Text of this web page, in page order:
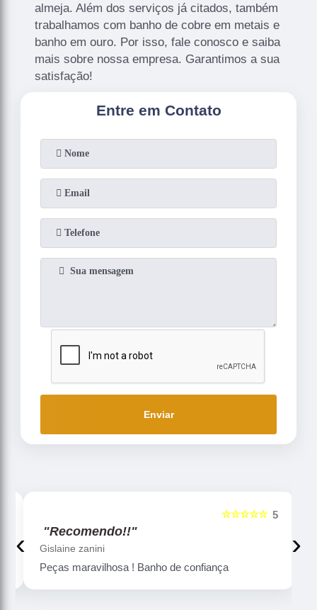
almeja. Além dos serviços já citados, também
trabalhamos com banho de cobre em metais e
banho em ouro. Por isso, fale conosco e saiba
mais sobre nossa empresa. Garantimos a sua
satisfação!
Entre em Contato
Enviar
5
☆☆☆☆☆
"Recomendo!!"
Gislaine zanini
Peças maravilhosa ! Banho de confiança
‹ ›